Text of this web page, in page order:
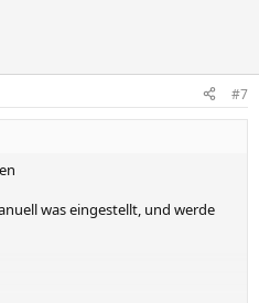
#7
was eingestellt, und werde